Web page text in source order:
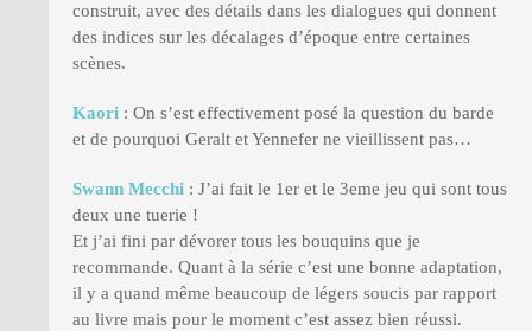
construit, avec des détails dans les dialogues qui donnent
des indices sur les décalages d’époque entre certaines
scènes.
Kaori : On s’est effectivement posé la question du barde
et de pourquoi Geralt et Yennefer ne vieillissent pas…
Swann Mecchi : J’ai fait le 1er et le 3eme jeu qui sont tous
deux une tuerie !
Et j’ai fini par dévorer tous les bouquins que je
recommande. Quant à la série c’est une bonne adaptation,
il y a quand même beaucoup de légers soucis par rapport
au livre mais pour le moment c’est assez bien réussi.